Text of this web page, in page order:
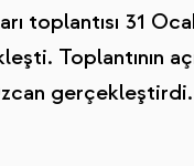
toplantısı 31
Toplantının
gerçekleştirdi.